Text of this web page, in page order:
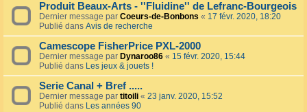
Produit Beaux-Arts - ''Fluidine'' de Lefranc-Bourgeois
Dernier message par Coeurs-de-Bonbons « 17 févr. 2020, 18:20
Publié dans Avis de recherche
Camescope FisherPrice PXL-2000
Dernier message par Dynaroo86 « 15 févr. 2020, 15:44
Publié dans Les jeux & jouets !
Serie Canal + Bref .....
Dernier message par titoili « 23 janv. 2020, 15:52
Publié dans Les années 90